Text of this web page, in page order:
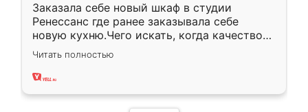
Заказала себе новый шкаф в студии
Ренессанс где ранее заказывала себе
новую кухню.Чего искать, когда качеством
вполне довольна. Служит кухня уже почти
два года, нареканий нет.
Читать полностью